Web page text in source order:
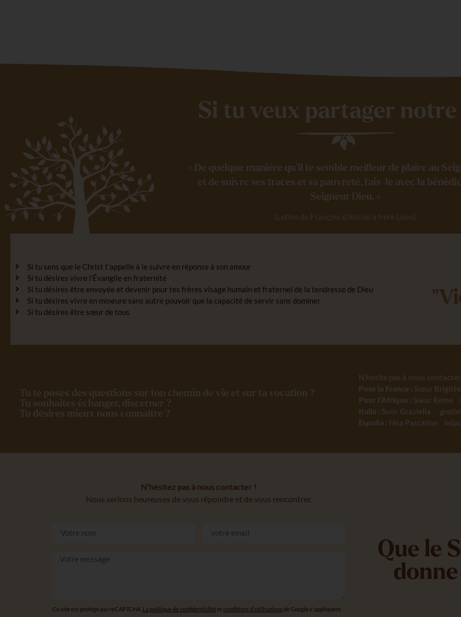
Si tu veux partager
« De quelque manière qu’il te semble meilleur de plaire au
et de suivre ses traces et sa pauvreté, fais-le avec la
Seigneur Dieu. »
(Lettre de François d’Assise à frère Léon)
Si tu sens que le Christ t’appelle à le suivre en réponse à son amour
Si tu désires vivre l’Évangile en fraternité
Si tu désires être envoyée et devenir pour tes frères visage humain et fraternel de la tendresse de Dieu
Si tu désires vivre en mineure sans autre pouvoir que la capacité de servir sans dominer
Si tu désires être sœur de tous
Tu te poses des questions sur ton chemin de vie et sur ta vocation ?
Tu souhaites échanger, discerner ?
Tu désires mieux nous connaître ?
N’hésite pas à nous
Pour la France : Sœur
Pour l’Afrique : Sœur Reine
Italia : Suor Graziella
España : Hna Pascaline
N’hésitez pas à nous contacter !
Nous serions heureuses de vous répondre et de vous rencontrer.
Ce site est protégé par reCAPTCHA. La politique de confidentialité etconditions d'utilisations de Google s'appliquent.
Que le